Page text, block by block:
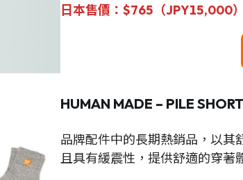
日本售價 ：$765（JPY15,000）
HUMAN MADE – PILE
品牌配件中的長期熱銷品，以其
且具有緩震性，提供舒適的穿著